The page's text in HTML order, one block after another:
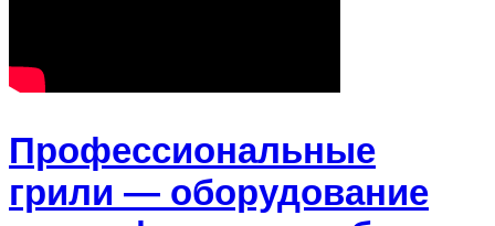
Профессиональные
грили — оборудование